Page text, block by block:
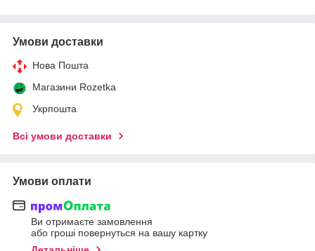
Умови доставки
Нова Пошта
Магазини Rozetka
Укрпошта
Всі умови доставки
Умови оплати
Ви отримаєте замовлення
або гроші повернуться на вашу картку